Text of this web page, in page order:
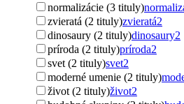
normalizácie (3 tituly)
zvieratá (2 tituly)zvieratá2
dinosaury (2 tituly)dinosaury2
príroda (2 tituly)príroda2
svet (2 tituly)svet2
moderné umenie (2 tituly)
život (2 tituly)život2